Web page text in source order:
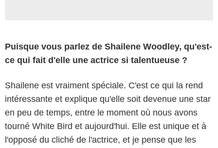
Puisque vous parlez de Shailene Woodley, qu'est-
ce qui fait d'elle une actrice si talentueuse ?
Shailene est vraiment spéciale. C'est ce qui la rend
intéressante et explique qu'elle soit devenue une star
en peu de temps, entre le moment où nous avons
tourné White Bird et aujourd'hui. Elle est unique et à
l'opposé du cliché de l'actrice, et je pense que les